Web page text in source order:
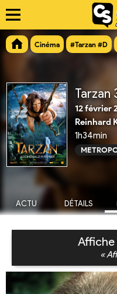
Cinéma #Tarzan #D
Tarzan
12 février
Reinhard
1h34min
ACTU DÉTAILS
«